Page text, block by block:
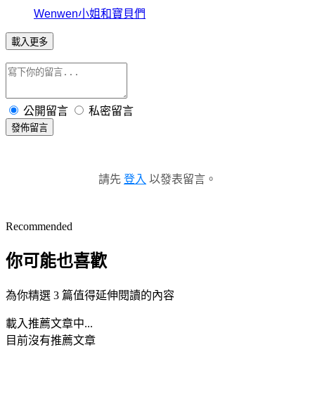
Wenwen小姐和寶貝們
載入更多
公開留言 私密留言
發佈留言
請先 登入 以發表留言。
Recommended
你可能也喜歡
為你精選 3 篇值得延伸閱讀的內容
載入推薦文章中...
目前沒有推薦文章